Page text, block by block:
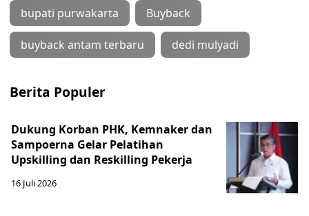
bupati purwakarta Buyback
buyback antam terbaru dedi mulyadi
Berita Populer
Dukung Korban PHK, Kemnaker dan
Sampoerna Gelar Pelatihan
Upskilling dan Reskilling Pekerja
16 Juli 2026